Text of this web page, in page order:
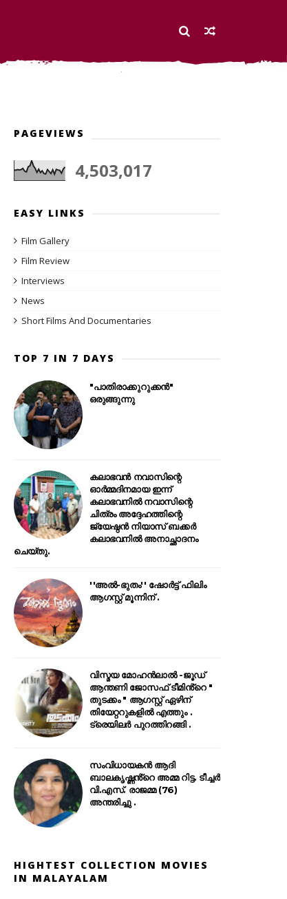
PAGEVIEWS
4,503,017
EASY LINKS
Film Gallery
Film Review
Interviews
News
Short Films And Documentaries
TOP 7 IN 7 DAYS
"പാതിരാക്കുറുക്കൻ"
ഒരുങ്ങുന്നു
കലാഭവൻ നവാസിന്റെ
ഓർമ്മദിനമായ ഇന്ന്
കലാഭവനിൽ നവാസിന്റെ
ചിത്രം അദ്ദേഹത്തിന്റെ
ജ്യേഷ്ഠൻ നിയാസ് ബക്കർ
കലാഭവനിൽ അനാച്ഛാദനം
ചെയ്തു.
''അൽ-ഭുതം'' ഷോർട്ട് ഫിലിം
ആഗസ്റ്റ് മൂന്നിന് .
വിസ്മയ മോഹൻലാൽ -ജൂഡ്
ആന്തണി ജോസഫ് ടീമിൻ്റെ "
തുടക്കം " ആഗസ്റ്റ് ഏഴിന്
തിയേറ്ററുകളിൽ എത്തും .
ട്രെയിലർ പുറത്തിറങ്ങി .
സംവിധായകൻ ആദി
ബാലകൃഷ്ണൻ്റെ അമ്മ റിട്ട. ടീച്ചർ
വി.എസ്. രാജമ്മ (76)
അന്തരിച്ചു .
HIGHTEST COLLECTION MOVIES
IN MALAYALAM